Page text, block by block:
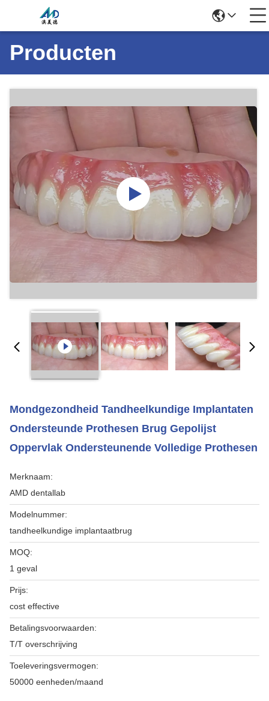
Producten
Mondgezondheid Tandheelkundige Implantaten
Ondersteunde Prothesen Brug Gepolijst
Oppervlak Ondersteunende Volledige Prothesen
Merknaam:
AMD dentallab
Modelnummer:
tandheelkundige implantaatbrug
MOQ:
1 geval
Prijs:
cost effective
Betalingsvoorwaarden:
T/T overschrijving
Toeleveringsvermogen:
50000 eenheden/maand